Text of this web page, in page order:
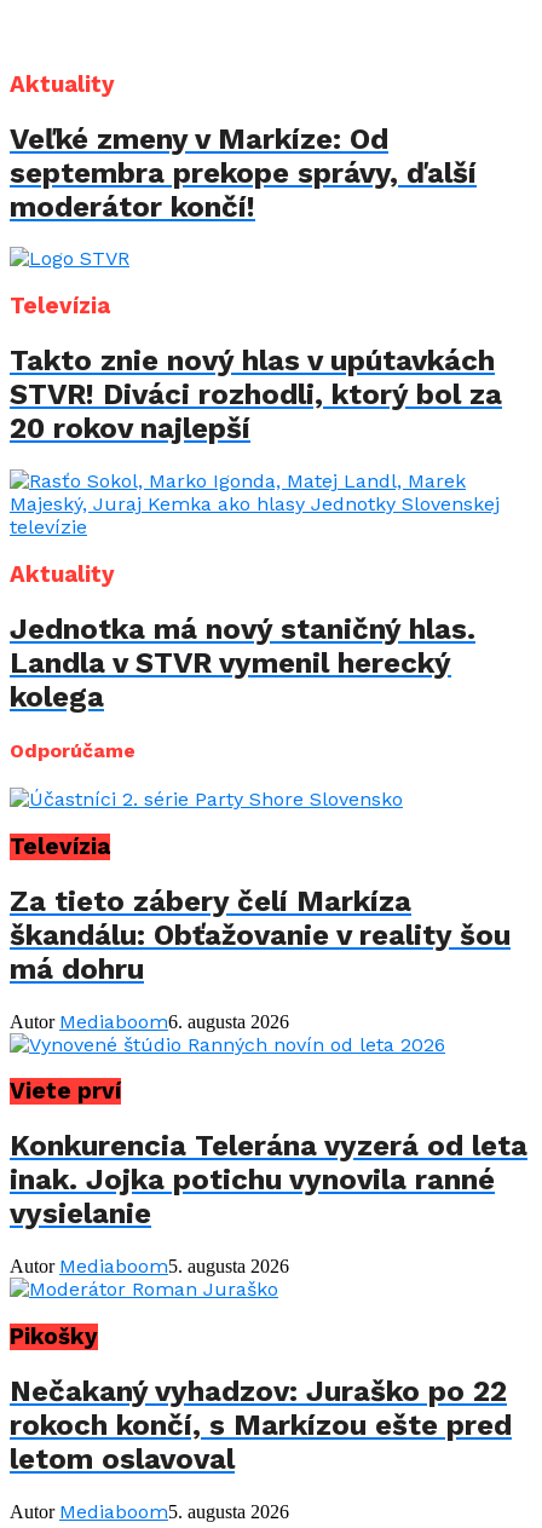
Aktuality
Veľké zmeny v Markíze: Od
septembra prekope správy, ďalší
moderátor končí!
Televízia
Takto znie nový hlas v upútavkách
STVR! Diváci rozhodli, ktorý bol za
20 rokov najlepší
Aktuality
Jednotka má nový staničný hlas.
Landla v STVR vymenil herecký
kolega
Odporúčame
Televízia
Za tieto zábery čelí Markíza
škandálu: Obťažovanie v reality šou
má dohru
Autor Mediaboom6. augusta 2026
Viete prví
Konkurencia Telerána vyzerá od leta
inak. Jojka potichu vynovila ranné
vysielanie
Autor Mediaboom5. augusta 2026
Pikošky
Nečakaný vyhadzov: Juraško po 22
rokoch končí, s Markízou ešte pred
letom oslavoval
Autor Mediaboom5. augusta 2026